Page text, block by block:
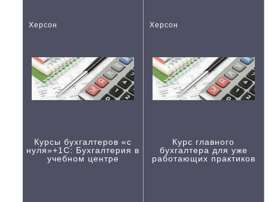
Херсон
Курсы бухгалтеров «с
нуля»+1С: Бухгалтерия в
учебном центре
Херсон
Курс главного
бухгалтера для уже
работающих практиков